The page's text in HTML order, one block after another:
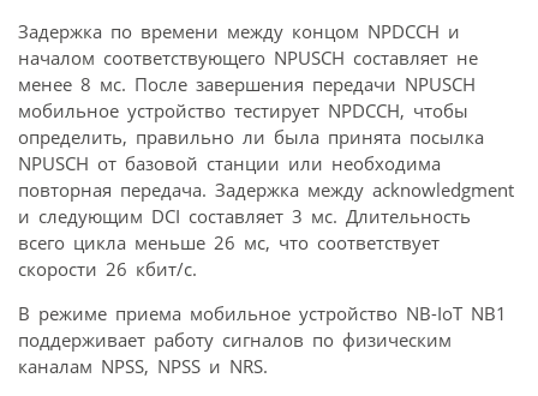
Задержка по времени между концом NPDCCH и
началом соответствующего NPUSCH составляет не
менее 8 мс. После завершения передачи NPUSCH
мобильное устройство тестирует NPDCCH, чтобы
определить, правильно ли была принята посылка
NPUSCH от базовой станции или необходима
повторная передача. Задержка между acknowledgment
и следующим DCI составляет 3 мс. Длительность
всего цикла меньше 26 мс, что соответствует
скорости 26 кбит/с.
В режиме приема мобильное устройство NB-IoT NB1
поддерживает работу сигналов по физическим
каналам NPSS, NPSS и NRS.